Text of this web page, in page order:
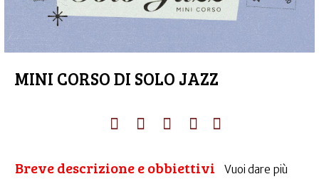
MINI CORSO DI SOLO JAZZ
Breve descrizione e obbiettivi
Vuoi dare più